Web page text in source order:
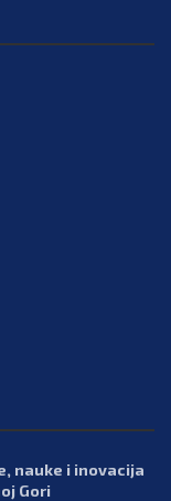
nauke i inovacija
Gori